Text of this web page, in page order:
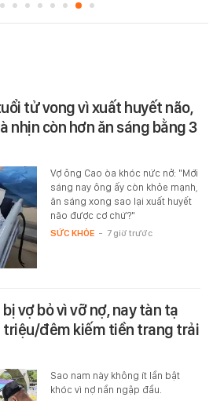
tử vong vì xuất huyết não,
nhịn còn hơn ăn sáng bằng 3
Vợ ông Cao òa khóc nức nở: "Mới
sáng nay ông ấy còn khỏe mạnh,
ăn sáng xong sao lại xuất huyết
não được cơ chứ?"
SỨC KHỎE - 7 giờ trước
vợ bỏ vì vỡ nợ, nay tàn tạ
triệu/đêm kiếm tiền trang trải
Sao nam này không ít lần bật
khóc vì nợ nần ngập đầu.